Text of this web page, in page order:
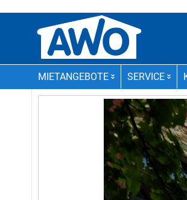
MIETANGEBOTE SERVICE